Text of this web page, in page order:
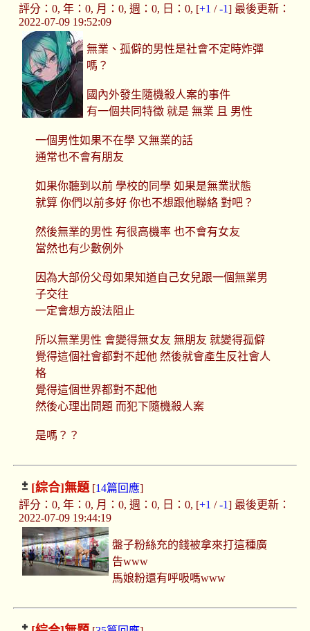
評分：0, 年：0, 月：0, 週：0, 日：0, [+1 /-1] 最後更新：
2022-07-09 19:52:09
無業、孤僻的男性是社會不定時炸彈
嗎？
國內外發生隨機殺人案的事件
有一個共同特徵 就是 無業 且 男性
一個男性如果不在學 又無業的話
通常也不會有朋友
如果你聽到以前 學校的同學 如果是無業狀態
就算 你們以前多好 你也不想跟他聯絡 對吧？
然後無業的男性 有很高機率 也不會有女友
當然也有少數例外
因為大部份父母如果知道自己女兒跟一個無業男
子交往
一定會想方設法阻止
所以無業男性 會變得無女友 無朋友 就變得孤僻
覺得這個社會都對不起他 然後就會產生反社會人
格
覺得這個世界都對不起他
然後心理出問題 而犯下隨機殺人案
是嗎？？
[綜合]無題[14篇回應]
評分：0, 年：0, 月：0, 週：0, 日：0, [+1 /-1] 最後更新：
2022-07-09 19:44:19
盤子粉絲充的錢被拿來打這種廣
告www
馬娘粉還有呼吸嗎www